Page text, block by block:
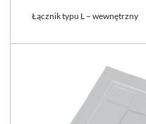
Łącznik typu L – wewnętrzny